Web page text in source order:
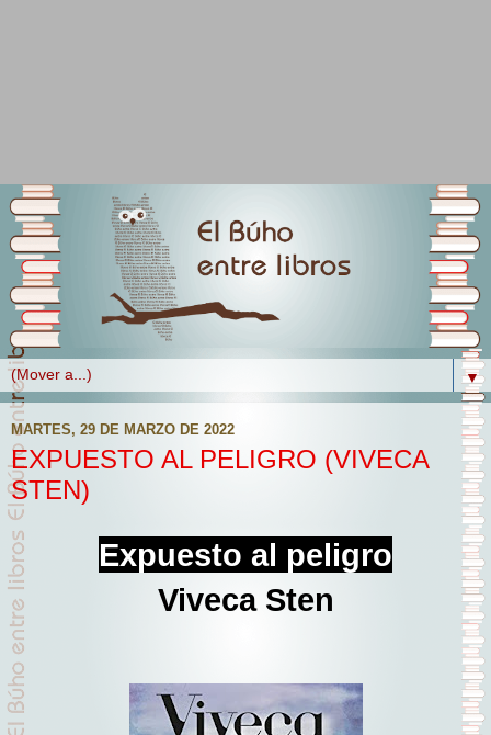
▼
MARTES, 29 DE MARZO DE 2022
EXPUESTO AL PELIGRO (VIVECA
STEN)
Expuesto al peligro
Viveca Sten